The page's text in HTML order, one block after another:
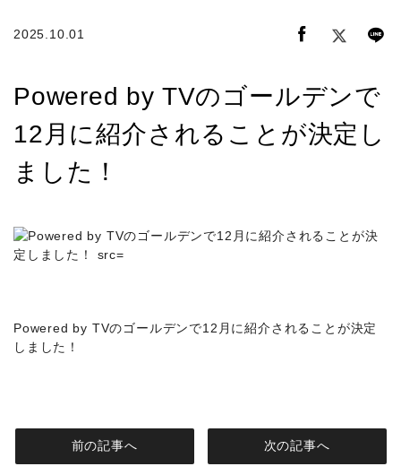
2025.10.01
Powered by TVのゴールデンで
12月に紹介されることが決定し
ました！
Powered by TVのゴールデンで12月に紹介されることが決定
しました！
前の記事へ 次の記事へ